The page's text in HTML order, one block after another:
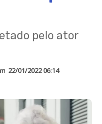
pelo ator
22/01/2022 06:14